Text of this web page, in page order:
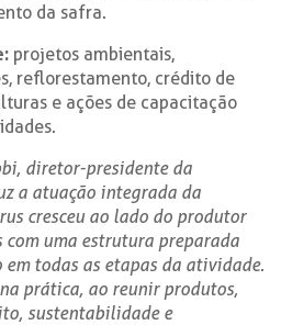
da safra.
projetos ambientais,
reflorestamento, crédito de
e ações de capacitação
diretor-presidente da
a atuação integrada da
cresceu ao lado do produtor
com uma estrutura preparada
todas as etapas da atividade.
prática, ao reunir produtos,
sustentabilidade e